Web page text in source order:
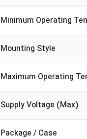
Minimum Operating
Mounting Style
Maximum Operating
Supply Voltage (Max)
Package / Case